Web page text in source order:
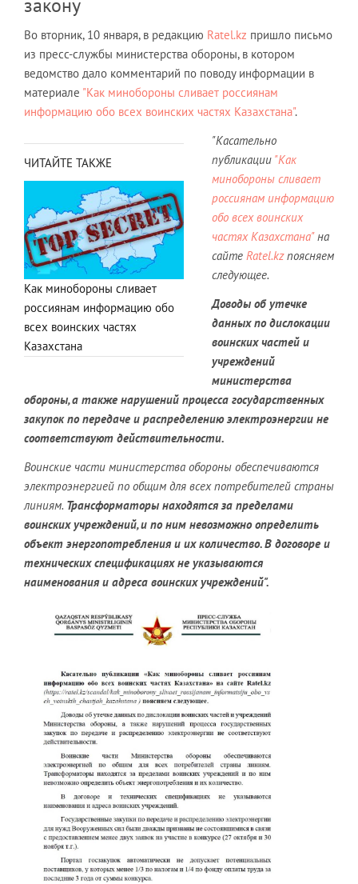
закону
Во вторник, 10 января, в редакцию Ratel.kz пришло письмо
из пресс-службы министерства обороны, в котором
ведомство дало комментарий по поводу информации в
материале "Как минобороны сливает россиянам
информацию обо всех воинских частях Казахстана".
ЧИТАЙТЕ ТАКЖЕ
Как минобороны сливает
россиянам информацию обо
всех воинских частях
Казахстана
"Касательно
публикации "Как
минобороны сливает
россиянам информацию
обо всех воинских
частях Казахстана"на
сайте Ratel.kzпоясняем
следующее.
Доводы об утечке
данных по дислокации
воинских частей и
учреждений
министерства
обороны, а также нарушений процесса государственных
закупок по передаче и распределению электроэнергии не
соответствуют действительности.
Воинские части министерства обороны обеспечиваются
электроэнергией по общим для всех потребителей страны
линиям. Трансформаторы находятся за пределами
воинских учреждений, и по ним невозможно определить
объект энергопотребления и их количество. В договоре и
технических спецификациях не указываются
наименования и адреса воинских учреждений".